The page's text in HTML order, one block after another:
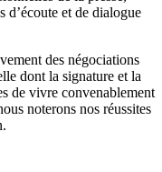
d’écoute et de dialogue
des négociations
dont la signature et la
de vivre convenablement
noterons nos réussites